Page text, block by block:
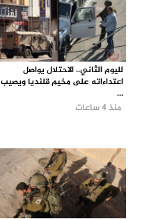
لليوم الثاني.. الاحتلال يواصل
اعتداءاته على مخيم قلنديا ويصيب
...
منذ 4 ساعات